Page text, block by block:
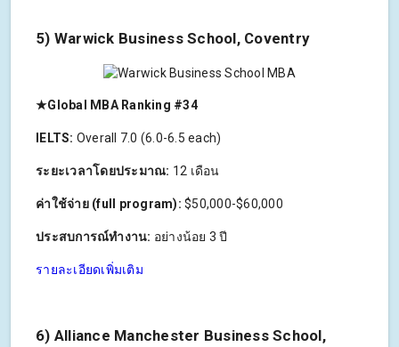
5) Warwick Business School, Coventry
★Global MBA Ranking #34
IELTS: Overall 7.0 (6.0-6.5 each)
ระยะเวลาโดยประมาณ: 12 เดือน
ค่าใช้จ่าย (full program): $50,000-$60,000
ประสบการณ์ทำงาน: อย่างน้อย 3 ปี
รายละเอียดเพิ่มเติม
6) Alliance Manchester Business School,